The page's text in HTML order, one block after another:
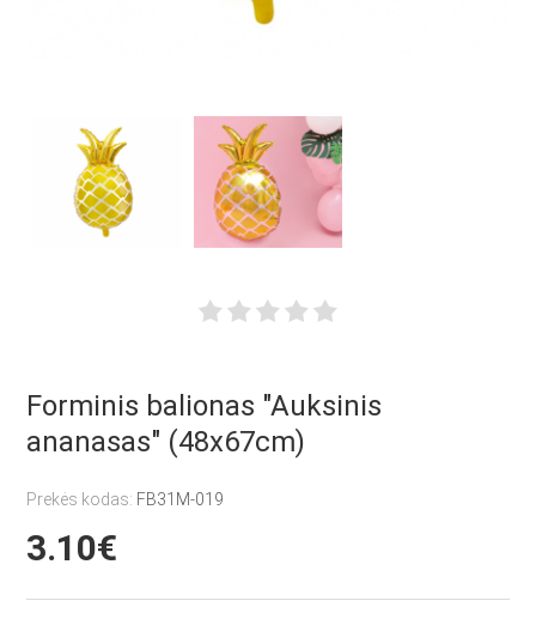
Forminis balionas "Auksinis
ananasas" (48x67cm)
Prekės kodas: FB31M-019
3.10€